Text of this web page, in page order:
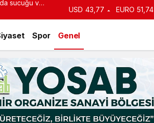
sosyal USD 43,77 EURO 51,74
Spor Genel